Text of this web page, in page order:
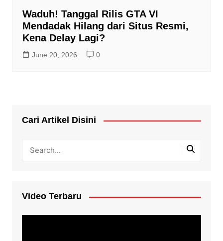
Waduh! Tanggal Rilis GTA VI
Mendadak Hilang dari Situs Resmi,
Kena Delay Lagi?
June 20, 2026 0
Cari Artikel Disini
Video Terbaru